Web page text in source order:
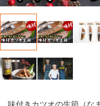
味付きカツオの生節（な